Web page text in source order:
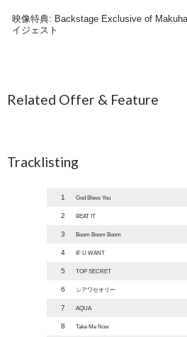
映像特典: Backstage Exclusive of
イジェスト
Related Offer & Feature
Tracklisting
1 God Bless You
2 BEAT IT
3 Boom Boom Boom
4 IF U WANT
5 TOP SECRET
6 シアワセオリー
7 AQUA
8 Take Me Now